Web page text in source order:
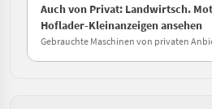
Auch von Privat: Landwirtsch.
Hoflader-Kleinanzeigen ansehen
Gebrauchte Maschinen von privaten